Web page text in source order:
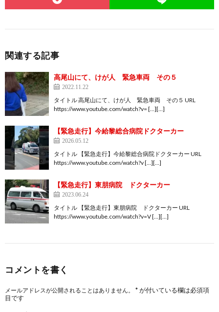
関連する記事
高尾山にて、けが人 緊急車両 その５
2022.11.22
タイトル 高尾山にて、けが人 緊急車両 その５ URL
https://www.youtube.com/watch?v= […][…]
【緊急走行】今給黎総合病院ドクターカー
2026.05.12
タイトル 【緊急走行】今給黎総合病院ドクターカー URL
https://www.youtube.com/watch?v […][…]
【緊急走行】東朋病院 ドクターカー
2023.06.24
タイトル 【緊急走行】東朋病院 ドクターカー URL
https://www.youtube.com/watch?v=V […][…]
コメントを書く
メールアドレスが公開されることはありません。 *が付いている欄は必須項
目です